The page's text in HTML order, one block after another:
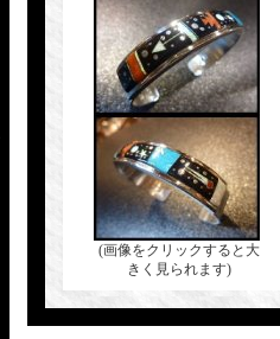
(画像をクリックすると大
きく見られます)